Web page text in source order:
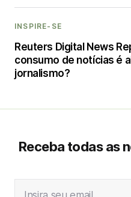
INSPIRE-SE
Reuters Digital News
consumo de notícias é
jornalismo?
Receba todas as